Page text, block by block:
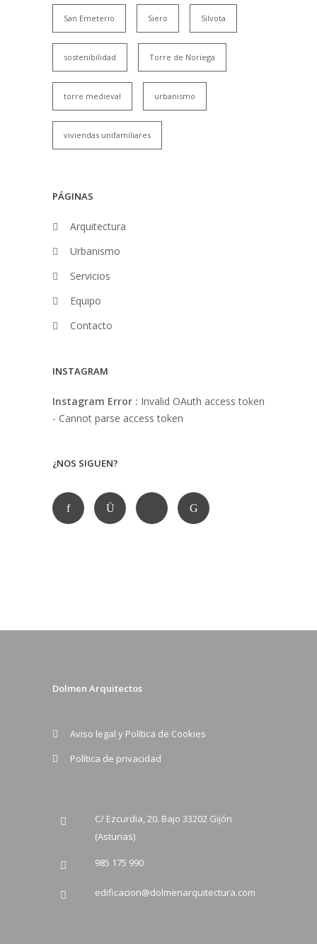
San Emeterio Siero Silvota
sostenibilidad Torre de Noriega
torre medieval urbanismo
viviendas unifamiliares
PÁGINAS
Arquitectura
Urbanismo
Servicios
Equipo
Contacto
INSTAGRAM
Instagram Error : Invalid OAuth access token
- Cannot parse access token
¿NOS SIGUEN?
Dolmen Arquitectos
Aviso legal y Política de Cookies
Política de privacidad
C/ Ezcurdia, 20. Bajo 33202 Gijón
(Asturias)
985 175 990
edificacion@dolmenarquitectura.com